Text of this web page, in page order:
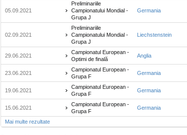
05.09.2021
Preliminariile
Campionatului Mondial -
Grupa J
Germania
02.09.2021
Preliminariile
Campionatului Mondial -
Grupa J
Liechstenstein
29.06.2021
Campionatul European -
Optimi de finală
Anglia
23.06.2021
Campionatul European -
Grupa F
Germania
19.06.2021
Campionatul European -
Grupa F
Germania
15.06.2021
Campionatul European -
Grupa F
Germania
Mai multe rezultate